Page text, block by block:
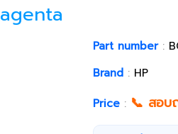
Part number:
Brand : HP
Price : 📞 สอบ